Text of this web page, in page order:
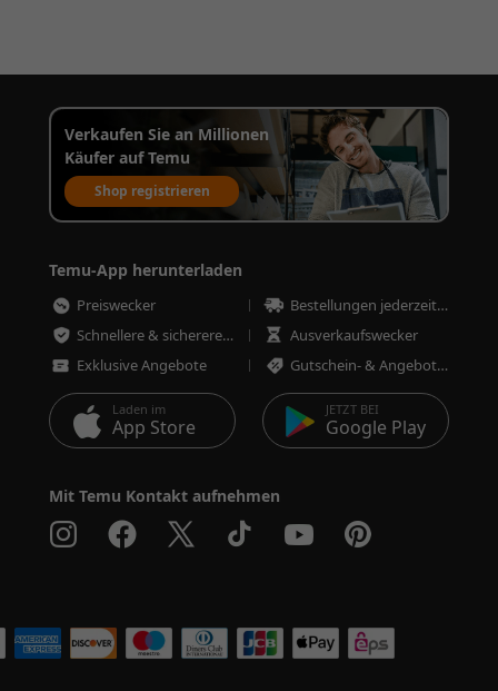
Verkaufen Sie an Millionen
Käufer auf Temu
Shop registrieren
Temu-App herunterladen
Preiswecker
Bestellungen jederzeit nachverfolgen
Schnellere & sicherere Bestellungen
Ausverkaufswecker
Exklusive Angebote
Gutschein- & Angebotswecker
Laden im
App Store
JETZT BEI
Google Play
Mit Temu Kontakt aufnehmen